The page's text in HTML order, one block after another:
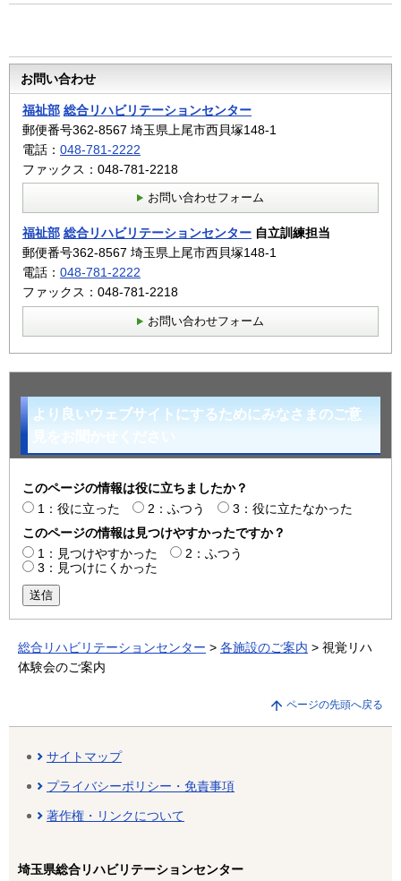
お問い合わせ
福祉部 総合リハビリテーションセンター
郵便番号362-8567 埼玉県上尾市西貝塚148-1
電話： 048-781-2222
ファックス：048-781-2218
お問い合わせフォーム
福祉部 総合リハビリテーションセンター 自立訓練担当
郵便番号362-8567 埼玉県上尾市西貝塚148-1
電話： 048-781-2222
ファックス：048-781-2218
お問い合わせフォーム
より良いウェブサイトにするためにみなさまのご意
このページの情報は役に立ちましたか？
1：役に立った
2：ふつう
3：役に立たなかった
このページの情報は見つけやすかったですか？
1：見つけやすかった
2：ふつう
3：見つけにくかった
送信
総合リハビリテーションセンター > 各施設のご案内 > 視覚リハ
体験会のご案内
ページの先頭へ戻る
サイトマップ
プライバシーポリシー・免責事項
著作権・リンクについて
埼玉県総合リハビリテーションセンター